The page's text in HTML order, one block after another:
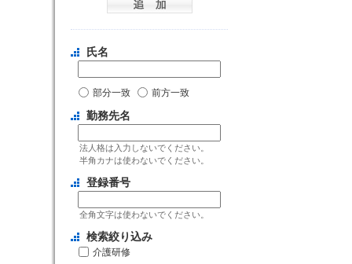
氏名
部分一致 前方一致
勤務先名
法人格は入力しないでください。
半角カナは使わないでください。
登録番号
全角文字は使わないでください。
検索絞り込み
介護研修